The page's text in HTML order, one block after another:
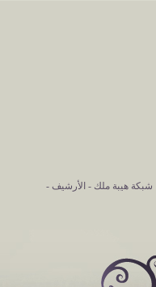
شبكة هيبة ملك - الأرشيف -